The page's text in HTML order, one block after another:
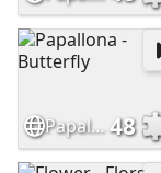
Papallona - Butterfly48